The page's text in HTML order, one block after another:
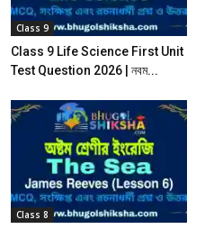
Class 9
Class 9 Life Science First Unit
Test Question 2026 | নবম...
Class 8